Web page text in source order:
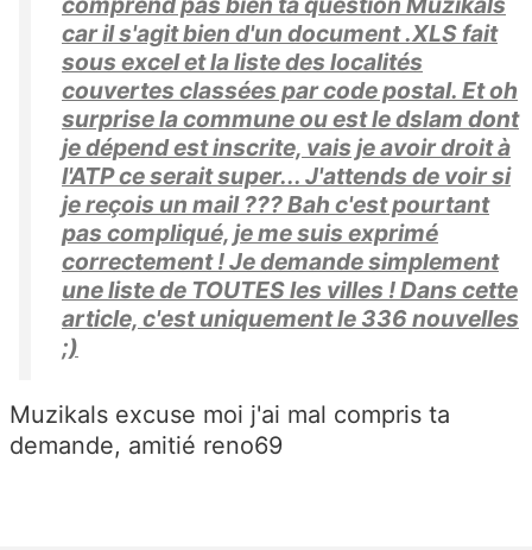
car il s'agit bien d'un document .XLS fait
sous excel et la liste des localités
couvertes classées par code postal. Et oh
surprise la commune ou est le dslam dont
je dépend est inscrite, vais je avoir droit à
l'ATP ce serait super... J'attends de voir si
je reçois un mail ??? Bah c'est pourtant
pas compliqué, je me suis exprimé
correctement ! Je demande simplement
une liste de TOUTES les villes ! Dans cette
article, c'est uniquement le 336 nouvelles
;)
Muzikals excuse moi j'ai mal compris ta
demande, amitié reno69